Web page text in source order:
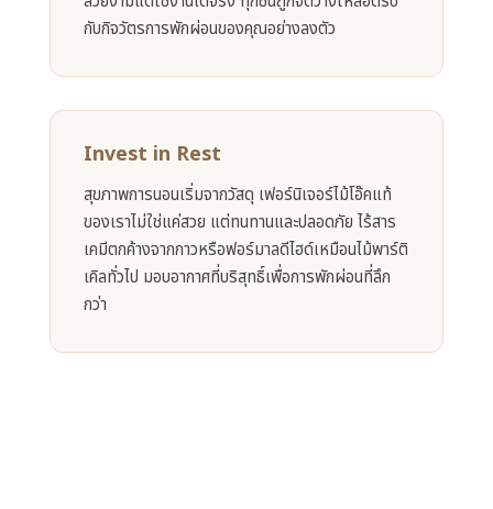
กับกิจวัตรการพักผ่อนของคุณอย่างลงตัว
Invest in Rest
สุขภาพการนอนเริ่มจากวัสดุ เฟอร์นิเจอร์ไม้โอ๊คแท้
ของเราไม่ใช่แค่สวย แต่ทนทานและปลอดภัย ไร้สาร
เคมีตกค้างจากกาวหรือฟอร์มาลดีไฮด์เหมือนไม้พาร์ติ
เคิลทั่วไป มอบอากาศที่บริสุทธิ์เพื่อการพักผ่อนที่ลึก
กว่า